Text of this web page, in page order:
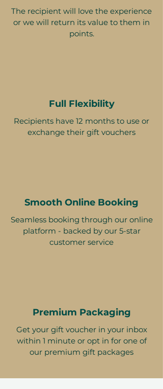
The recipient will love the experience
or we will return its value to them in
points.
Full Flexibility
Recipients have 12 months to use or
exchange their gift vouchers
Smooth Online Booking
Seamless booking through our online
platform - backed by our 5-star
customer service
Premium Packaging
Get your gift voucher in your inbox
within 1 minute or opt in for one of
our premium gift packages